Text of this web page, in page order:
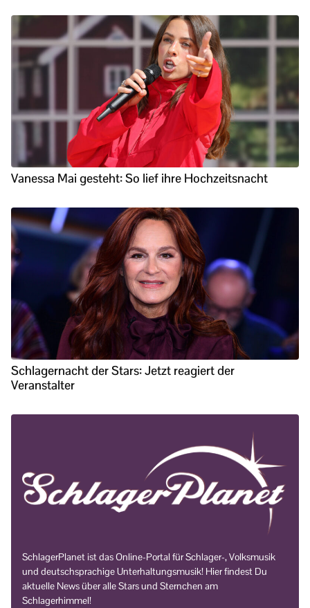
Vanessa Mai gesteht: So lief ihre Hochzeitsnacht
Schlagernacht der Stars: Jetzt reagiert der
Veranstalter
SchlagerPlanet ist das Online-Portal für Schlager-, Volksmusik
und deutschsprachige Unterhaltungsmusik! Hier findest Du
aktuelle News über alle Stars und Sternchen am
Schlagerhimmel!